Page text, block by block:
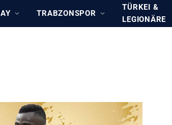
TRABZONSPOR
TÜRKEI &
LEGIONÄRE